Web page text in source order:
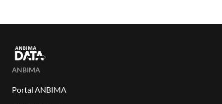
ANBIMA
Portal ANBIMA